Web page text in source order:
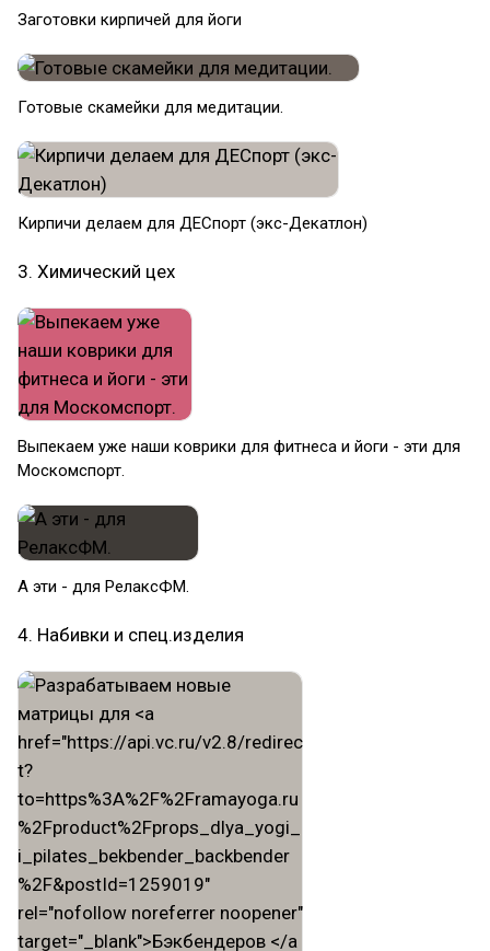
Заготовки кирпичей для йоги
Готовые скамейки для медитации.
Кирпичи делаем для ДЕСпорт (экс-Декатлон)
3. Химический цех
Выпекаем уже наши коврики для фитнеса и йоги - эти для
Москомспорт.
А эти - для РелаксФМ.
4. Набивки и спец.изделия